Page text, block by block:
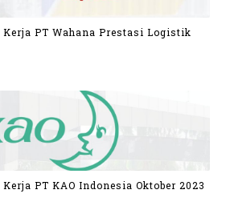
PT Wahana Prestasi Logistik
PT KAO Indonesia Oktober 2023